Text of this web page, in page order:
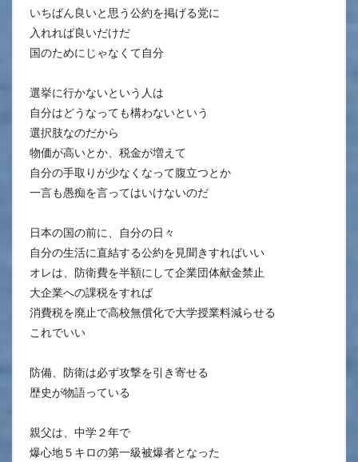
いちばん良いと思う公約を掲げる党に
入れれば良いだけだ
国のためにじゃなくて自分
選挙に行かないという人は
自分はどうなっても構わないという
選択肢なのだから
物価が高いとか、税金が増えて
自分の手取りが少なくなって腹立つとか
一言も愚痴を言ってはいけないのだ
日本の国の前に、自分の日々
自分の生活に直結する公約を見聞きすればいい
オレは、防衛費を半額にして企業団体献金禁止
大企業への課税をすれば
消費税を廃止で高校無償化で大学授業料減らせる
これでいい
防備、防衛は必ず攻撃を引き寄せる
歴史が物語っている
親父は、中学２年で
爆心地５キロの第一級被爆者となった